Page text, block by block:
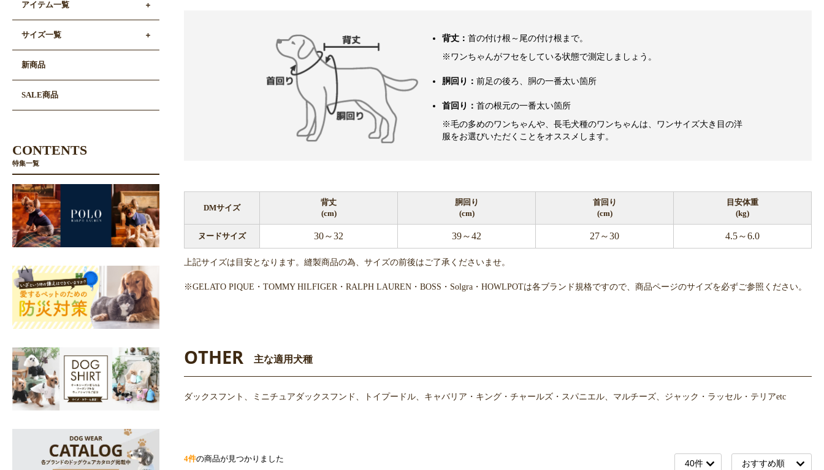
背丈： 首の付け根～尾の付け根まで。
※ワンちゃんがフセをしている状態で測定しましょう。
胴回り： 前足の後ろ、胴の一番太い箇所
首回り： 首の根元の一番太い箇所
※毛の多めのワンちゃんや、長毛犬種のワンちゃんは、ワンサイズ大き目の洋
服をお選びいただくことをオススメします。
DMサイズ
背丈
(cm)
胴回り
(cm)
首回り
(cm)
目安体重
(kg)
ヌードサイズ 30～32 39～42 27～30 4.5～6.0
上記サイズは目安となります。縫製商品の為、サイズの前後はご了承くださいませ。
※GELATO PIQUE・TOMMY HILFIGER・RALPH LAUREN・BOSS・Solgra・HOWLPOTは各ブランド規格ですので、商品ページのサイズを必ずご参照ください。
OTHER 主な適用犬種
ダックスフント、ミニチュアダックスフンド、トイプードル、キャバリア・キング・チャールズ・スパニエル、マルチーズ、ジャック・ラッセル・テリアetc
4件の商品が見つかりました
アイテム一覧
サイズ一覧
新商品
SALE商品
CONTENTS
特集一覧